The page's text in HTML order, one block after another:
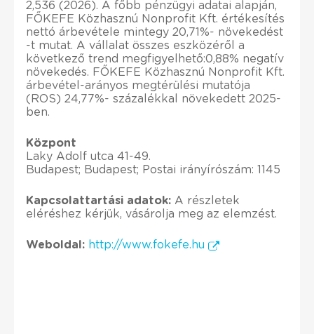
2,536 (2026). A főbb pénzügyi adatai alapján,
FŐKEFE Közhasznú Nonprofit Kft. értékesítés
nettó árbevétele mintegy 20,71%- növekedést
-t mutat. A vállalat összes eszközéről a
következő trend megfigyelhető:0,88% negatív
növekedés. FŐKEFE Közhasznú Nonprofit Kft.
árbevétel-arányos megtérülési mutatója
(ROS) 24,77%- százalékkal növekedett 2025-
ben.
Központ
Laky Adolf utca 41-49.
Budapest; Budapest; Postai irányírószám: 1145
Kapcsolattartási adatok: A részletek
eléréshez kérjük, vásárolja meg az elemzést.
Weboldal: http://www.fokefe.hu